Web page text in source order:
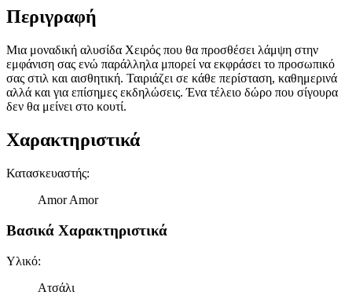
Περιγραφή
Μια μοναδική αλυσίδα Χειρός που θα προσθέσει λάμψη στην
εμφάνιση σας ενώ παράλληλα μπορεί να εκφράσει το προσωπικό
σας στιλ και αισθητική. Ταιριάζει σε κάθε περίσταση, καθημερινά
αλλά και για επίσημες εκδηλώσεις. Ένα τέλειο δώρο που σίγουρα
δεν θα μείνει στο κουτί.
Χαρακτηριστικά
Κατασκευαστής:
Amor Amor
Βασικά Χαρακτηριστικά
Υλικό:
Ατσάλι